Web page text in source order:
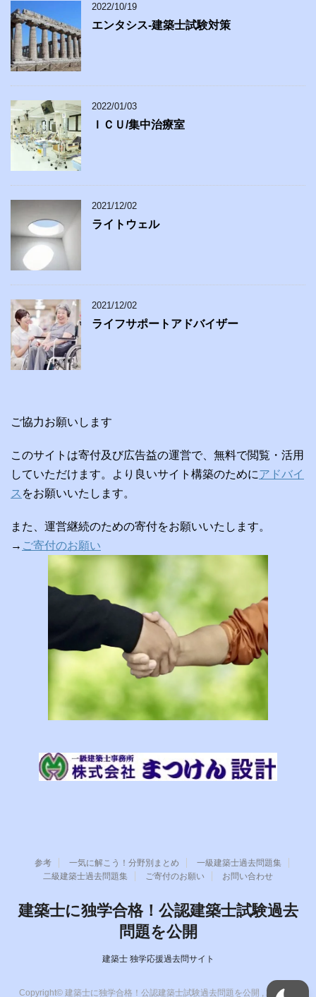
2022/10/19
エンタシス-建築士試験対策
2022/01/03
ＩＣＵ/集中治療室
2021/12/02
ライトウェル
2021/12/02
ライフサポートアドバイザー
ご協力お願いします
このサイトは寄付及び広告益の運営で、無料で閲覧・活用
していただけます。より良いサイト構築のためにアドバイ
ス をお願いいたします。
また、運営継続のための寄付をお願いいたします。
→ ご寄付のお願い
参考 一気に解こう！分野別まとめ
一級建築士過去問題集
二級建築士過去問題集
ご寄付のお願い お問い合わせ
建築士に独学合格！公認建築士試験過去
問題を公開
建築士 独学応援過去問サイト
Copyright© 建築士に独学合格！公認建築士試験過去問題を公開 , 2026 All